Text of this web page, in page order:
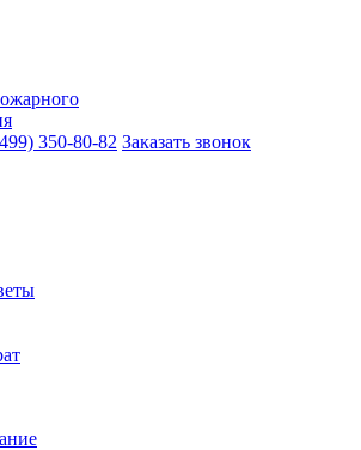
350-80-82 Заказать звонок